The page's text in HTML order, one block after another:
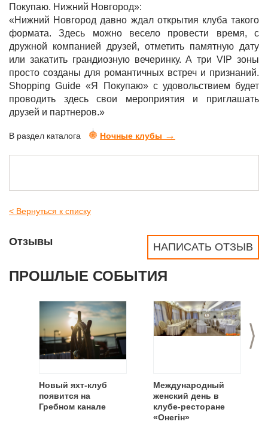
Покупаю. Нижний Новгород»:
«Нижний Новгород давно ждал открытия клуба такого
формата. Здесь можно весело провести время, с
дружной компанией друзей, отметить памятную дату
или закатить грандиозную вечеринку. А три VIP зоны
просто созданы для романтичных встреч и признаний.
Shopping Guide «Я Покупаю» с удовольствием будет
проводить здесь свои мероприятия и приглашать
друзей и партнеров.»
В раздел каталога Ночные клубы →
< Вернуться к списку
НАПИСАТЬ ОТЗЫВ
Отзывы
ПРОШЛЫЕ СОБЫТИЯ
>
Новый яхт-клуб
появится на
Гребном канале
Международный
женский день в
клубе-ресторане
«Онегiн»